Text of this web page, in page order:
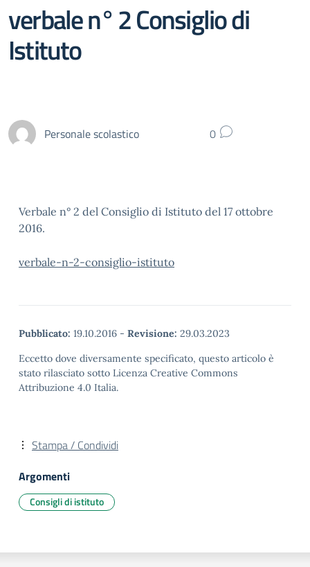
verbale n° 2 Consiglio di
Istituto
Personale scolastico 0
Verbale n° 2 del Consiglio di Istituto del 17 ottobre
2016.
verbale-n-2-consiglio-istituto
Pubblicato: 19.10.2016 - Revisione: 29.03.2023
Eccetto dove diversamente specificato, questo articolo è
stato rilasciato sotto Licenza Creative Commons
Attribuzione 4.0 Italia.
Stampa / Condividi
Argomenti
Consigli di istituto